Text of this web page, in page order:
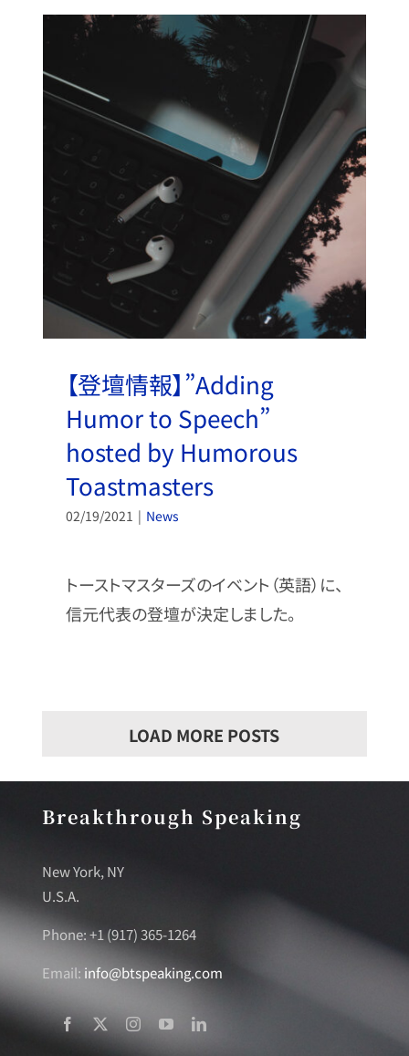
【登壇情報】”Adding
Humor to Speech”
hosted by Humorous
Toastmasters
02/19/2021 | News
トーストマスターズのイベント（英語）に、
信元代表の登壇が決定しました。
LOAD MORE POSTS
Breakthrough Speaking
New York, NY
U.S.A.
Phone: +1 (917) 365-1264
Email: info@btspeaking.com